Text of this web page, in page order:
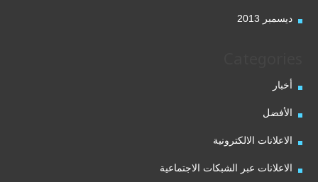
ديسمبر 2013
أخبار
الأفضل
الاعلانات الالكترونية
الاعلانات عبر الشبكات الاجتماعية